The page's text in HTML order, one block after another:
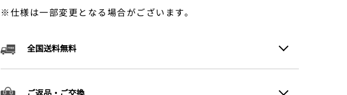
※仕様は一部変更となる場合がございます。
全国送料無料
ご返品・ご交換